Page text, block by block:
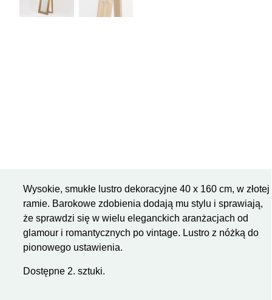
Wysokie, smukłe lustro dekoracyjne 40 x 160 cm, w złotej
ramie. Barokowe zdobienia dodają mu stylu i sprawiają,
że sprawdzi się w wielu eleganckich aranżacjach od
glamour i romantycznych po vintage. Lustro z nóżką do
pionowego ustawienia.
Dostępne 2. sztuki.